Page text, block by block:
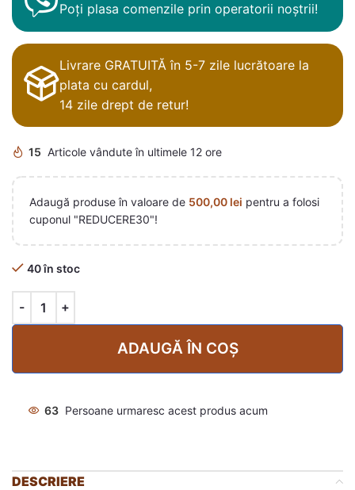
Poți plasa comenzile prin operatorii noștrii!
Livrare GRATUITĂ în 5-7 zile lucrătoare la
plata cu cardul,
14 zile drept de retur!
15 Articole vândute în ultimele 12 ore
Adaugă produse în valoare de 500,00 lei pentru a folosi
cuponul "REDUCERE30"!
40 în stoc
ADAUGĂ ÎN COȘ
63 Persoane urmaresc acest produs acum
DESCRIERE